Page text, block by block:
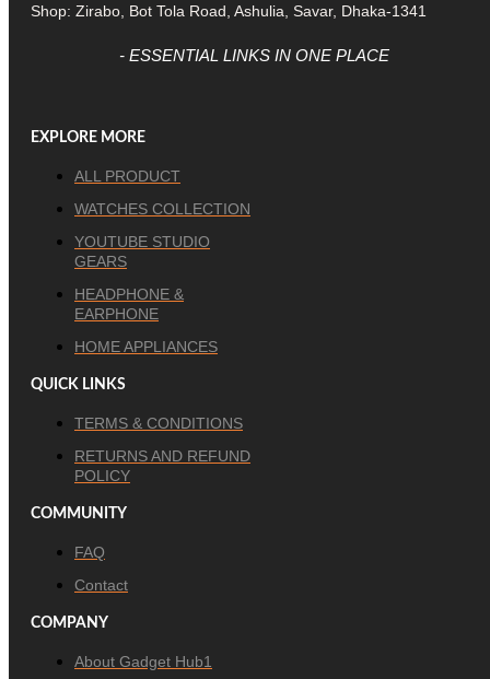
Shop: Zirabo, Bot Tola Road, Ashulia, Savar, Dhaka-1341
- ESSENTIAL LINKS IN ONE PLACE
EXPLORE MORE
ALL PRODUCT
WATCHES COLLECTION
YOUTUBE STUDIO
GEARS
HEADPHONE &
EARPHONE
HOME APPLIANCES
QUICK LINKS
TERMS & CONDITIONS
RETURNS AND REFUND
POLICY
COMMUNITY
FAQ
Contact
COMPANY
About Gadget Hub1